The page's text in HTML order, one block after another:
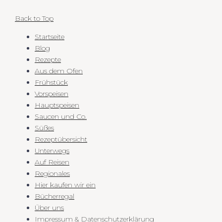
Back to Top
Startseite
Blog
Rezepte
Aus dem Ofen
Frühstück
Vorspeisen
Hauptspeisen
Saucen und Co.
Süßes
Rezeptübersicht
Unterwegs
Auf Reisen
Regionales
Hier kaufen wir ein
Bücherregal
Über uns
Impressum & Datenschutzerklärung